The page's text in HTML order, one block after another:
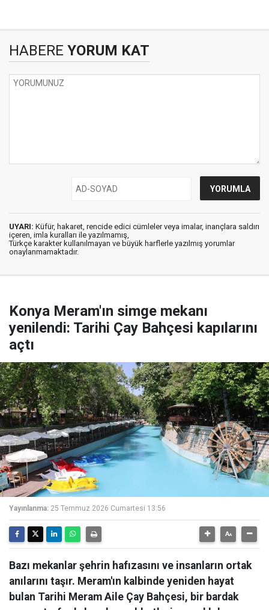
HABERE YORUM KAT
UYARI: Küfür, hakaret, rencide edici cümleler veya imalar, inançlara saldırı
içeren, imla kuralları ile yazılmamış,
Türkçe karakter kullanılmayan ve büyük harflerle yazılmış yorumlar
onaylanmamaktadır.
Konya Meram'ın simge mekanı
yenilendi: Tarihi Çay Bahçesi kapılarını
açtı
Yayınlanma: 25 Temmuz 2026 Cumartesi 13:56
Bazı mekanlar şehrin hafızasını ve insanların ortak
anılarını taşır. Meram'ın kalbinde yeniden hayat
bulan Tarihi Meram Aile Çay Bahçesi, bir bardak